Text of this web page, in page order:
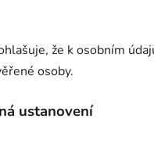
že k osobním
osoby.
ustanovení